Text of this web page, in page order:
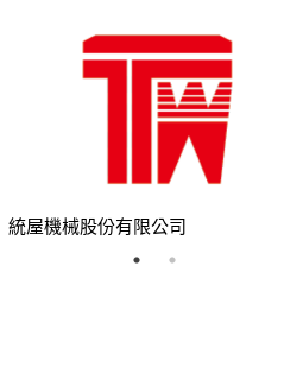
統屋機械股份有限公司